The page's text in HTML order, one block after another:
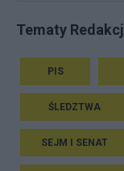
Tematy
PIS
ŚLEDZTWA
SEJM I SENAT